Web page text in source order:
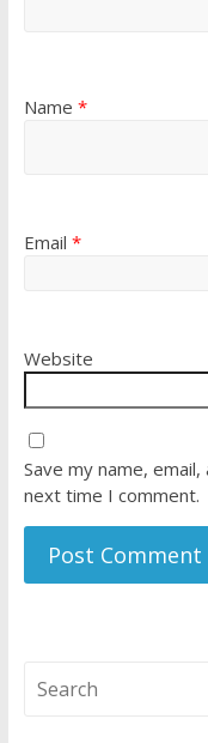
Name *
Email *
Website
Save my name,
next time I comment.